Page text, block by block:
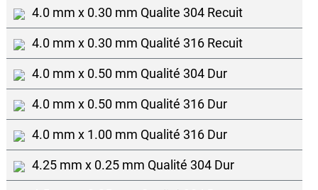
4.0 mm x 0.30 mm Qualite 304 Recuit
4.0 mm x 0.30 mm Qualité 316 Recuit
4.0 mm x 0.50 mm Qualité 304 Dur
4.0 mm x 0.50 mm Qualité 316 Dur
4.0 mm x 1.00 mm Qualité 316 Dur
4.25 mm x 0.25 mm Qualité 304 Dur